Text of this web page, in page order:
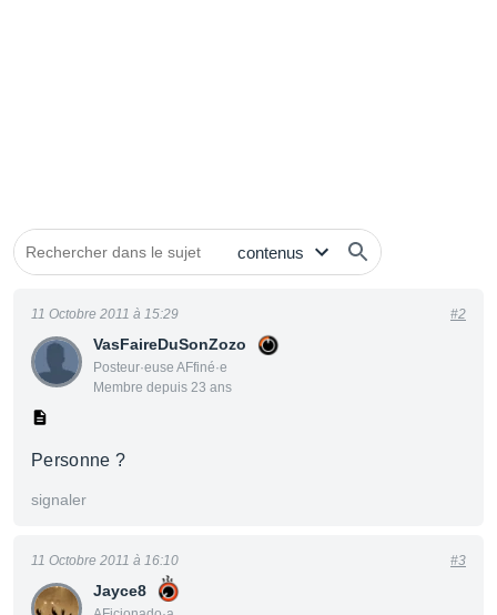
VasFaireDuSonZozo
Posteur·euse AFfiné·e
Membre depuis 23 ans
11 Octobre 2011 à 15:29 #2
Personne ?
signaler
Jayce8
11 Octobre 2011 à 16:10 #3